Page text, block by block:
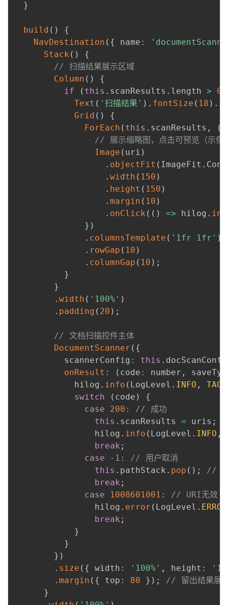
}
build ( )
{
NavDestination ( { name :
Stack ( )
{
// 扫描结果展示区域
Column ( )
{
if
( this . scanResults . length > 0
Text ( '扫描结果' ) . fontSize ( 18 ) .
Grid ( )
{
ForEach ( this . scanResults , (
// 展示缩略图，点击可预览（示例
Image ( uri )
. objectFit ( ImageFit .
. width ( 150 )
. height ( 150 )
. margin ( 10 )
. onClick ( ( ) => hilog .
} )
. columnsTemplate ( '1fr 1fr' )
. rowGap ( 10 )
. columnGap ( 10 ) ;
}
}
. width ( '100%' )
. padding ( 20 ) ;
// 文档扫描控件主体
DocumentScanner ( {
          scannerConfig
: this .
onResult : ( code : number ,
            hilog
. info ( LogLevel . INFO , TAG
switch
( code )
{
case
200 :
// 成功
this . scanResults = uris ;
                hilog
. info ( LogLevel . INFO ,
break ;
case
- 1 :
// 用户取消
this . pathStack . pop ( ) ;
// 返
break ;
case
1008601001 :
// URI无效（
                hilog
. error ( LogLevel . ERROR
break ;
}
}
} )
. size ( { width : '100%' , height :
. margin ( { top : 80 } ) ;
// 留出结果展
}